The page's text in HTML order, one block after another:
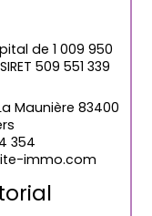
de 1 009 950
509 551 339
Maunière 83400
354
immo.com